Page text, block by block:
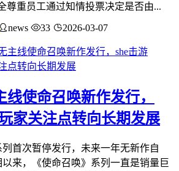
尊重员工通过知情投票决定是否由...
news 33 2026-03-07
线使命召唤新作发行，
家关注点转向长期发展
列首次暂停发行，未来一年无新作自
以来，《使命召唤》系列一直是销量巨